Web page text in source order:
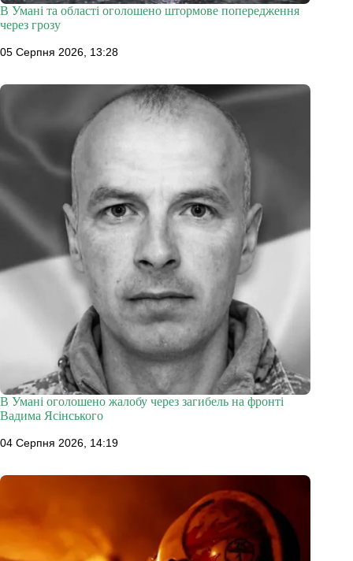
В Умані та області оголошено штормове попередження
через грозу
05 Серпня 2026, 13:28
В Умані оголошено жалобу через загибель на фронті
Вадима Ясінського
04 Серпня 2026, 14:19